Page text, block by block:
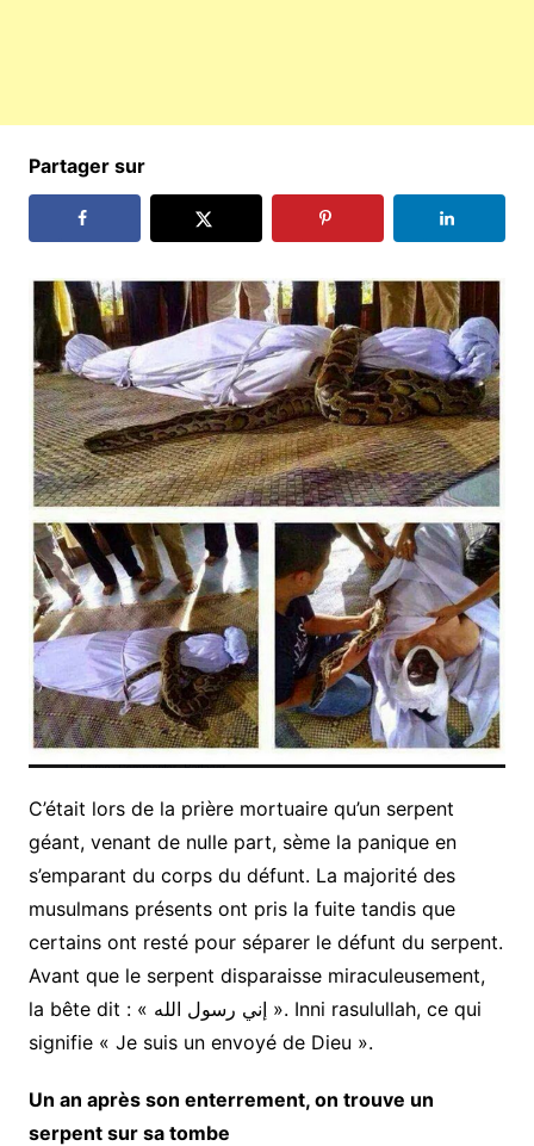
Partager sur
C’était lors de la prière mortuaire qu’un serpent
géant, venant de nulle part, sème la panique en
s’emparant du corps du défunt. La majorité des
musulmans présents ont pris la fuite tandis que
certains ont resté pour séparer le défunt du serpent.
Avant que le serpent disparaisse miraculeusement,
la bête dit : « إني رسول الله ». Inni rasulullah, ce qui
signifie « Je suis un envoyé de Dieu ».
Un an après son enterrement, on trouve un
serpent sur sa tombe